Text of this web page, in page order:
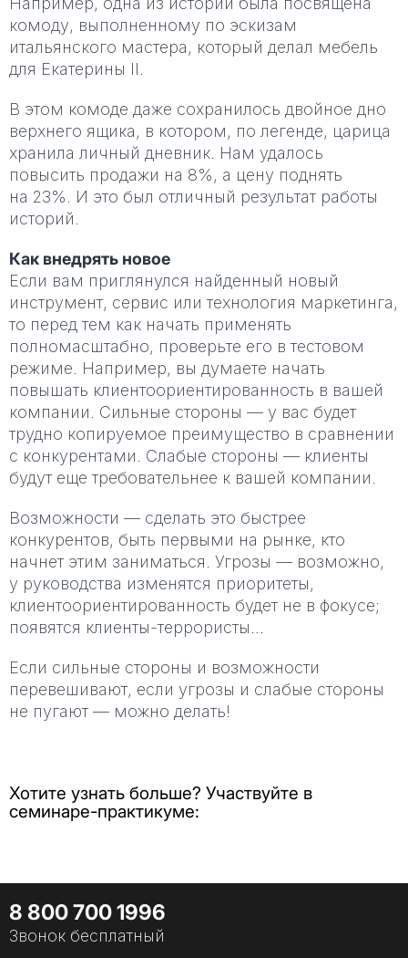
комоду, выполненному по эскизам
итальянского мастера, который делал мебель
для Екатерины II.
В этом комоде даже сохранилось двойное дно
верхнего ящика, в котором, по легенде, царица
хранила личный дневник. Нам удалось
повысить продажи на 8%, а цену поднять
на 23%. И это был отличный результат работы
историй.
Как внедрять новое
Если вам приглянулся найденный новый
инструмент, сервис или технология маркетинга,
то перед тем как начать применять
полномасштабно, проверьте его в тестовом
режиме. Например, вы думаете начать
повышать клиентоориентированность в вашей
компании. Сильные стороны — у вас будет
трудно копируемое преимущество в сравнении
с конкурентами. Слабые стороны — клиенты
будут еще требовательнее к вашей компании.
Возможности — сделать это быстрее
конкурентов, быть первыми на рынке, кто
начнет этим заниматься. Угрозы — возможно,
у руководства изменятся приоритеты,
клиентоориентированность будет не в фокусе;
появятся клиенты-террористы...
Если сильные стороны и возможности
перевешивают, если угрозы и слабые стороны
не пугают — можно делать!
Хотите узнать больше? Участвуйте в
семинаре-практикуме:
8 800 700 1996
Звонок бесплатный